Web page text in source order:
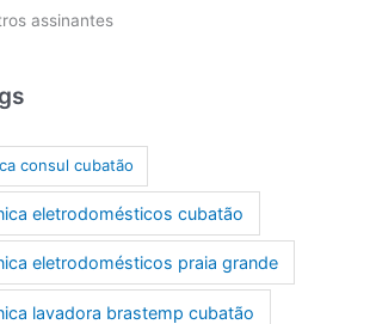
assinantes
consul cubatão
eletrodomésticos cubatão
eletrodomésticos praia grande
lavadora brastemp cubatão